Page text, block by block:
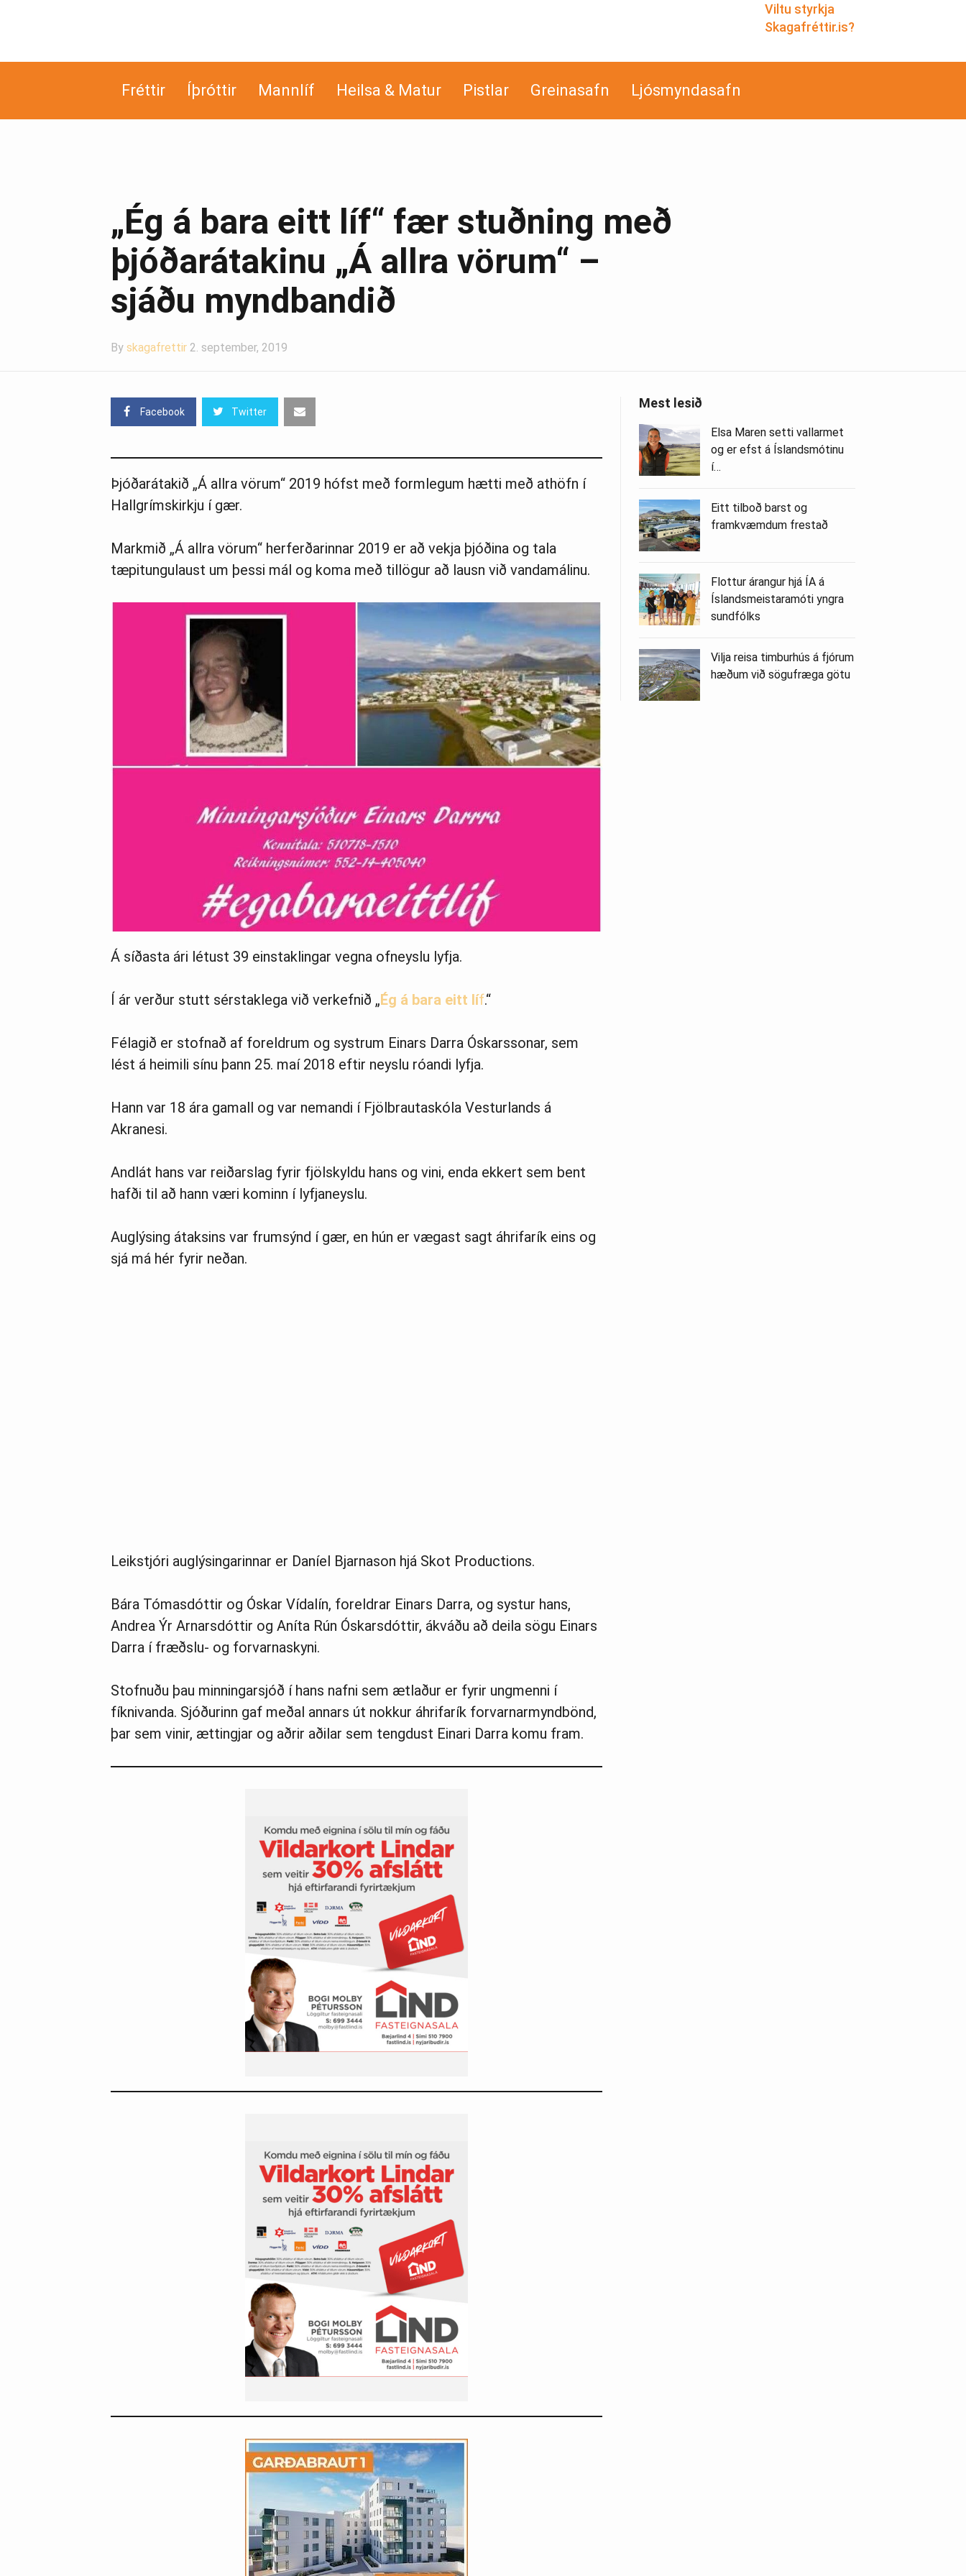
Viltu styrkja
Skagafréttir.is?
Fréttir Íþróttir Mannlíf Heilsa & Matur Pistlar Greinasafn Ljósmyndasafn
„Ég á bara eitt líf“ fær stuðning með
þjóðarátakinu „Á allra vörum“ –
sjáðu myndbandið
By skagafrettir 2. september, 2019
Facebook Twitter
Þjóðarátakið „Á allra vörum“ 2019 hófst með formlegum hætti með athöfn í
Hallgrímskirkju í gær.
Markmið „Á allra vörum“ herferðarinnar 2019 er að vekja þjóðina og tala
tæpitungulaust um þessi mál og koma með tillögur að lausn við vandamálinu.
Á síðasta ári létust 39 einstaklingar vegna ofneyslu lyfja.
Í ár verður stutt sérstaklega við verkefnið „Ég á bara eitt líf.“
Félagið er stofnað af foreldrum og systrum Einars Darra Óskarssonar, sem
lést á heimili sínu þann 25. maí 2018 eftir neyslu róandi lyfja.
Hann var 18 ára gamall og var nemandi í Fjölbrautaskóla Vesturlands á
Akranesi.
Andlát hans var reiðarslag fyrir fjölskyldu hans og vini, enda ekkert sem bent
hafði til að hann væri kominn í lyfjaneyslu.
Auglýsing átaksins var frumsýnd í gær, en hún er vægast sagt áhrifarík eins og
sjá má hér fyrir neðan.
Leikstjóri auglýsingarinnar er Daníel Bjarnason hjá Skot Productions.
Bára Tómasdóttir og Óskar Vídalín, foreldrar Einars Darra, og systur hans,
Andrea Ýr Arnarsdóttir og Aníta Rún Óskarsdóttir, ákváðu að deila sögu Einars
Darra í fræðslu- og forvarnaskyni.
Stofnuðu þau minningarsjóð í hans nafni sem ætlaður er fyrir ungmenni í
fíknivanda. Sjóðurinn gaf meðal annars út nokkur áhrifarík forvarnarmyndbönd,
þar sem vinir, ættingjar og aðrir aðilar sem tengdust Einari Darra komu fram.
Mest lesið
Elsa Maren setti vallarmet
og er efst á Íslandsmótinu
í…
Eitt tilboð barst og
framkvæmdum frestað
Flottur árangur hjá ÍA á
Íslandsmeistaramóti yngra
sundfólks
Vilja reisa timburhús á fjórum
hæðum við sögufræga götu